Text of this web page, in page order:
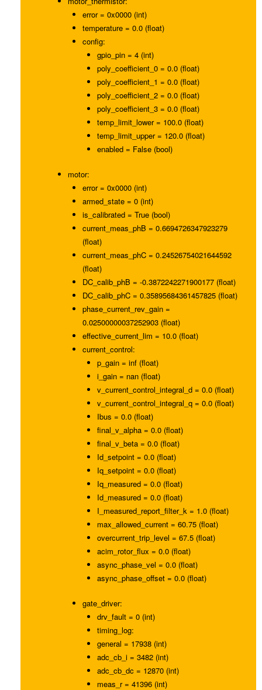
error = 0x0000 (int)
temperature = 0.0 (float)
config:
gpio_pin = 4 (int)
poly_coefficient_0 = 0.0 (float)
poly_coefficient_1 = 0.0 (float)
poly_coefficient_2 = 0.0 (float)
poly_coefficient_3 = 0.0 (float)
temp_limit_lower = 100.0 (float)
temp_limit_upper = 120.0 (float)
enabled = False (bool)
motor:
error = 0x0000 (int)
armed_state = 0 (int)
is_calibrated = True (bool)
current_meas_phB = 0.6694726347923279
(float)
current_meas_phC = 0.24526754021644592
(float)
DC_calib_phB = -0.3872242271900177 (float)
DC_calib_phC = 0.35895684361457825 (float)
phase_current_rev_gain =
0.02500000037252903 (float)
effective_current_lim = 10.0 (float)
current_control:
p_gain = inf (float)
i_gain = nan (float)
v_current_control_integral_d = 0.0 (float)
v_current_control_integral_q = 0.0 (float)
Ibus = 0.0 (float)
final_v_alpha = 0.0 (float)
final_v_beta = 0.0 (float)
Id_setpoint = 0.0 (float)
Iq_setpoint = 0.0 (float)
Iq_measured = 0.0 (float)
Id_measured = 0.0 (float)
I_measured_report_filter_k = 1.0 (float)
max_allowed_current = 60.75 (float)
overcurrent_trip_level = 67.5 (float)
acim_rotor_flux = 0.0 (float)
async_phase_vel = 0.0 (float)
async_phase_offset = 0.0 (float)
gate_driver:
drv_fault = 0 (int)
timing_log:
general = 17938 (int)
adc_cb_i = 3482 (int)
adc_cb_dc = 12870 (int)
meas_r = 41396 (int)